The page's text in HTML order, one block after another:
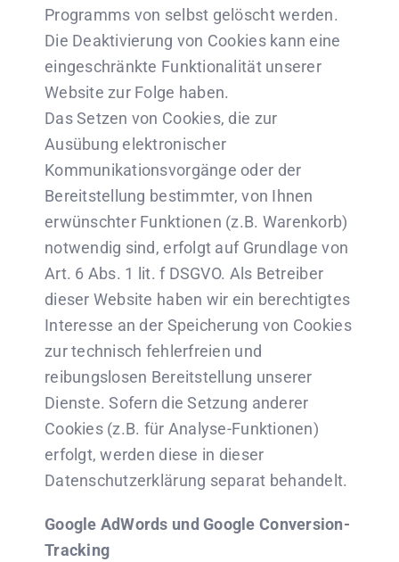
Programms von selbst gelöscht werden.
Die Deaktivierung von Cookies kann eine
eingeschränkte Funktionalität unserer
Website zur Folge haben.
Das Setzen von Cookies, die zur
Ausübung elektronischer
Kommunikationsvorgänge oder der
Bereitstellung bestimmter, von Ihnen
erwünschter Funktionen (z.B. Warenkorb)
notwendig sind, erfolgt auf Grundlage von
Art. 6 Abs. 1 lit. f DSGVO. Als Betreiber
dieser Website haben wir ein berechtigtes
Interesse an der Speicherung von Cookies
zur technisch fehlerfreien und
reibungslosen Bereitstellung unserer
Dienste. Sofern die Setzung anderer
Cookies (z.B. für Analyse-Funktionen)
erfolgt, werden diese in dieser
Datenschutzerklärung separat behandelt.
Google AdWords und Google Conversion-
Tracking